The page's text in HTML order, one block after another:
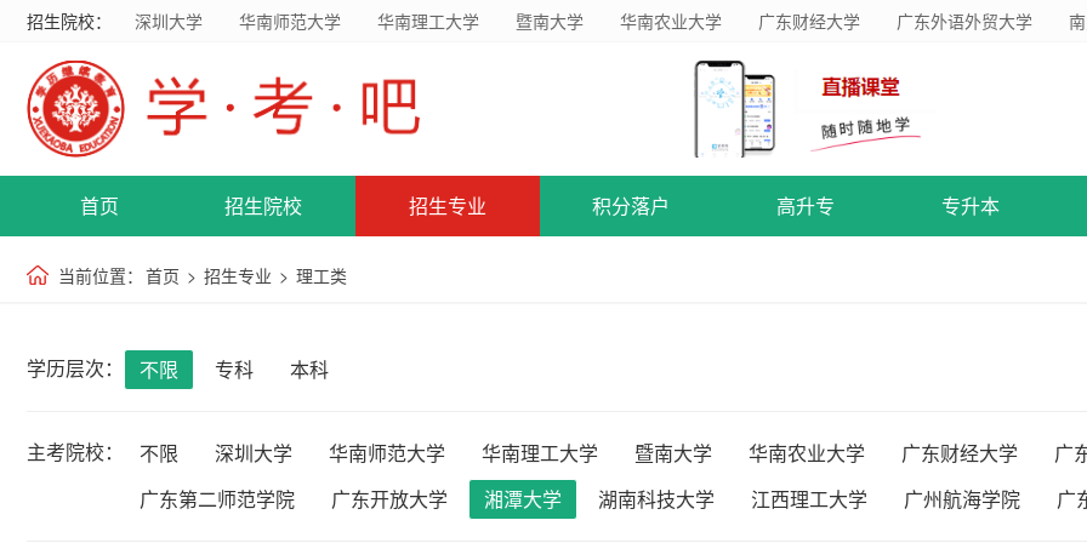
招生院校： 深圳大学 华南师范大学 华南理工大学 暨南大学 华南农业大学 广东财经大学 广东外语外贸大学
首页 招生院校 招生专业 积分落户 高升专 专升本
当前位置： 首页 > 招生专业 > 理工类
学历层次： 不限 专科 本科
主考院校： 不限 深圳大学 华南师范大学 华南理工大学 暨南大学 华南农业大学 广东财经大学
广
广东第二师范学院
广东开放大学 湘潭大学 湖南科技大学 江西理工大学 广州航海学院 广